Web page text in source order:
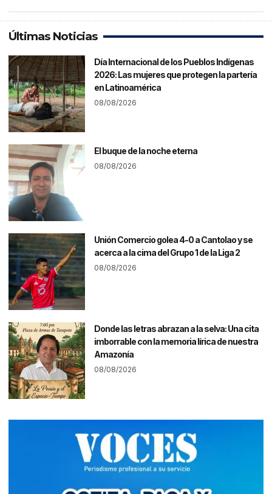
Últimas Noticias
Día Internacional de los Pueblos Indígenas
2026: Las mujeres que protegen la partería
en Latinoamérica
08/08/2026
El buque de la noche eterna
08/08/2026
Unión Comercio golea 4-0 a Cantolao y se
acerca a la cima del Grupo 1 de la Liga 2
08/08/2026
Donde las letras abrazan a la selva: Una cita
imborrable con la memoria lírica de nuestra
Amazonía
08/08/2026